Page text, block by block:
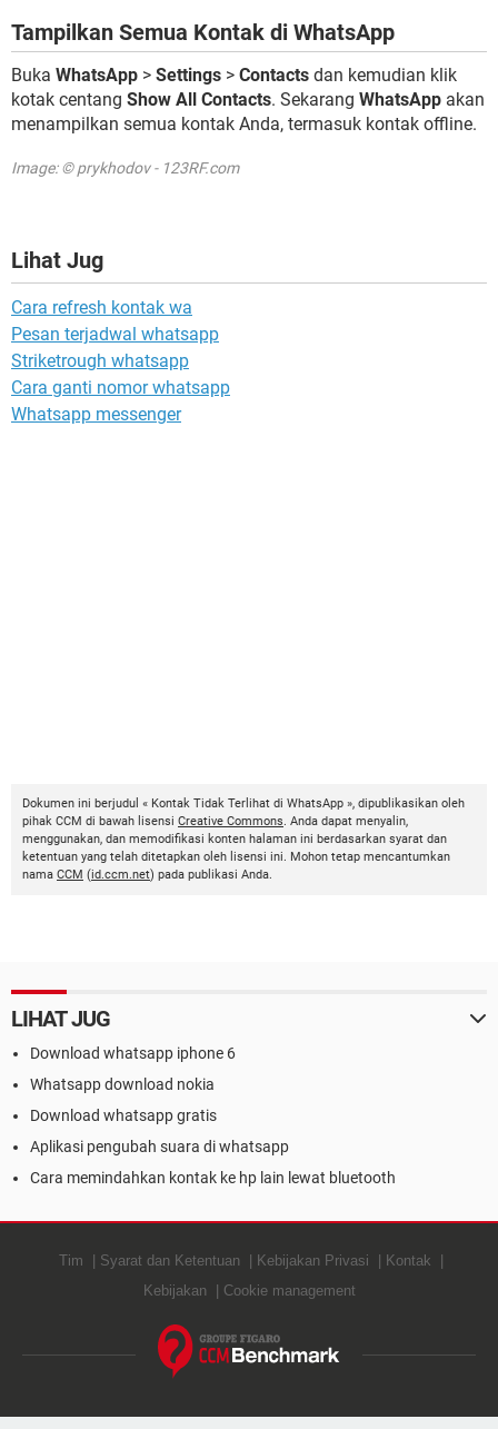
Tampilkan Semua Kontak di WhatsApp
Buka WhatsApp > Settings > Contacts dan kemudian klik
kotak centang Show All Contacts. Sekarang WhatsApp akan
menampilkan semua kontak Anda, termasuk kontak offline.
Image: © prykhodov - 123RF.com
Lihat Jug
Cara refresh kontak wa
Pesan terjadwal whatsapp
Striketrough whatsapp
Cara ganti nomor whatsapp
Whatsapp messenger
Dokumen ini berjudul « Kontak Tidak Terlihat di WhatsApp », dipublikasikan oleh
pihak CCM di bawah lisensi Creative Commons. Anda dapat menyalin,
menggunakan, dan memodifikasi konten halaman ini berdasarkan syarat dan
ketentuan yang telah ditetapkan oleh lisensi ini. Mohon tetap mencantumkan
nama CCM (id.ccm.net) pada publikasi Anda.
LIHAT JUG
Download whatsapp iphone 6
Whatsapp download nokia
Download whatsapp gratis
Aplikasi pengubah suara di whatsapp
Cara memindahkan kontak ke hp lain lewat bluetooth
Tim Syarat dan Ketentuan Kebijakan Privasi
Kontak
Kebijakan
Cookie management